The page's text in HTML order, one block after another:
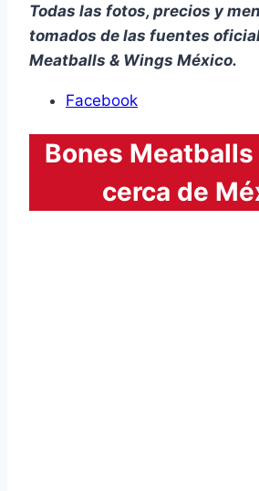
Todas las fotos, precios y
tomados de las fuentes
Meatballs & Wings México.
Facebook
Bones
cerca de